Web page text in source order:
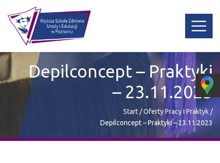
Depilconcept – Praktyki
– 23.11.2023
Start/Oferty Pracy I Praktyk/
Depilconcept – Praktyki – 23.11.2023